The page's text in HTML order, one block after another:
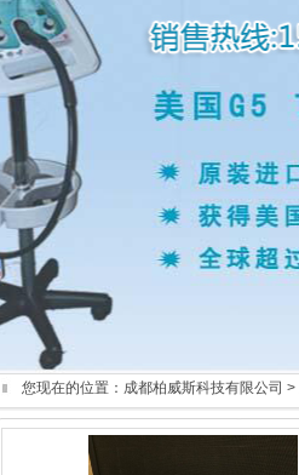
您现在的位置： 成都柏威斯科技有限公司 >